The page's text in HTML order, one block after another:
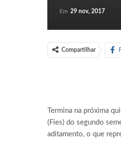
Em 29 nov, 2017
Compartilhar
Termina na próxima
(Fies) do segundo
aditamento, o que